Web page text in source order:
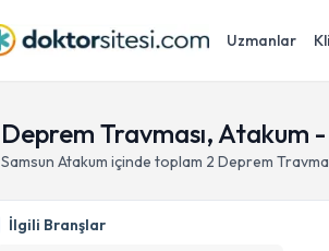
Uzmanlar
Deprem Travması, Atakum
Samsun Atakum içinde toplam 2 Deprem
İlgili Branşlar